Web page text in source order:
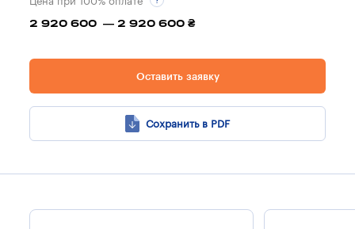
2 920 600 — 2 920 600 ₴
Оставить заявку
Сохранить в PDF